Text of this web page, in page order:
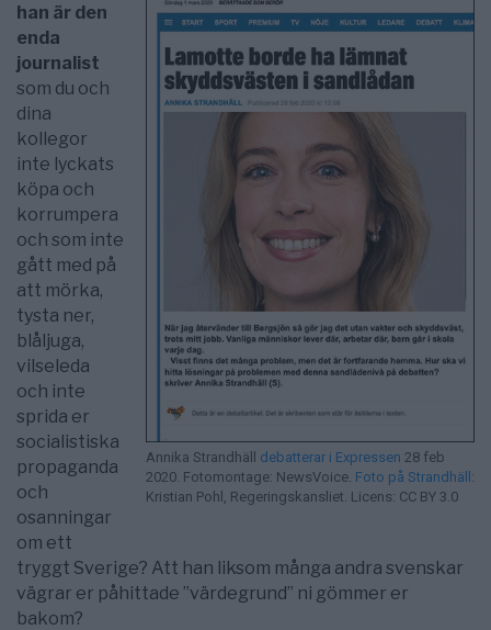
Annika Strandhäll debatterar i Expressen 28 feb
2020. Fotomontage: NewsVoice. Foto på Strandhäll :
Kristian Pohl, Regeringskansliet. Licens: CC BY 3.0
han är den
enda
journalist
som du och
dina
kollegor
inte lyckats
köpa och
korrumpera
och som inte
gått med på
att mörka,
tysta ner,
blåljuga,
vilseleda
och inte
sprida er
socialistiska
propaganda
och
osanningar
om ett
tryggt Sverige? Att han liksom många andra svenskar
vägrar er påhittade ”värdegrund” ni gömmer er
bakom?